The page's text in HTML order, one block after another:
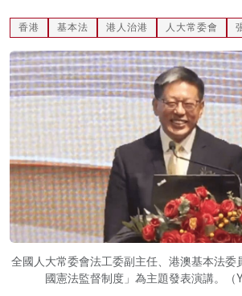
香港 基本法 港人治港 人大常委會
全國人大常委會法工委副主任、港澳基本法委
國憲法監督制度」為主題發表演講。（